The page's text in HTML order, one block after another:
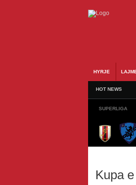
HYRJE
HOT NEWS
SUPERLIGA
Kupa